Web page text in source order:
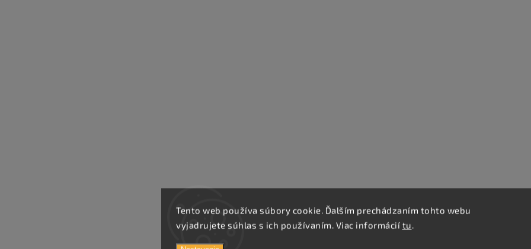
Tento web používa súbory cookie. Ďalším prechádzaním tohto webu
vyjadrujete súhlas s ich používaním. Viac informácií tu.